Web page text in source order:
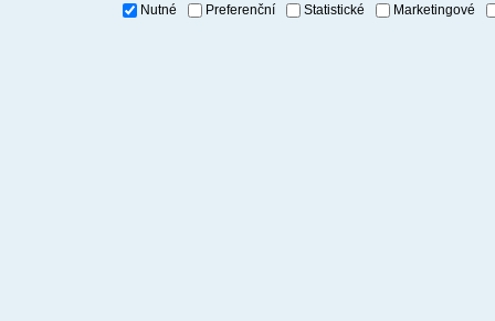
Nutné Preferenční Statistické Marketingové